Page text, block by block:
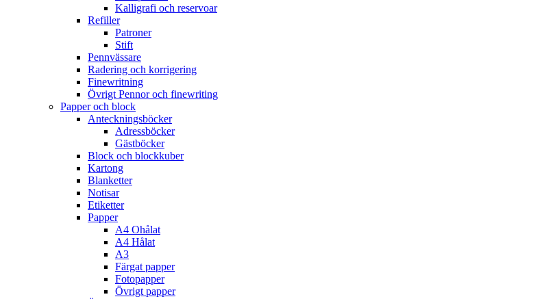
Kalligrafi och reservoar
Refiller
Patroner
Stift
Pennvässare
Radering och korrigering
Finewritning
Övrigt Pennor och finewriting
Papper och block
Anteckningsböcker
Adressböcker
Gästböcker
Block och blockkuber
Kartong
Blanketter
Notisar
Etiketter
Papper
A4 Ohålat
A4 Hålat
A3
Färgat papper
Fotopapper
Övrigt papper